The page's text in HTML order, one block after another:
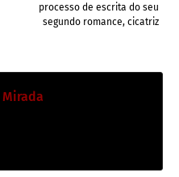
processo de escrita do seu
segundo romance, cicatriz
Mirada